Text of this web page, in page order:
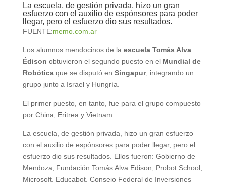
La escuela, de gestión privada, hizo un gran
esfuerzo con el auxilio de espónsores para poder
llegar, pero el esfuerzo dio sus resultados.
FUENTE:memo.com.ar
Los alumnos mendocinos de la escuela Tomás Alva
Édison obtuvieron el segundo puesto en el Mundial de
Robóticaque se disputó en Singapur, integrando un
grupo junto a Israel y Hungría.
El primer puesto, en tanto, fue para el grupo compuesto
por China, Eritrea y Vietnam.
La escuela, de gestión privada, hizo un gran esfuerzo
con el auxilio de espónsores para poder llegar, pero el
esfuerzo dio sus resultados. Ellos fueron: Gobierno de
Mendoza, Fundación Tomás Alva Edison, Probot School,
Microsoft, Educabot, Consejo Federal de Inversiones